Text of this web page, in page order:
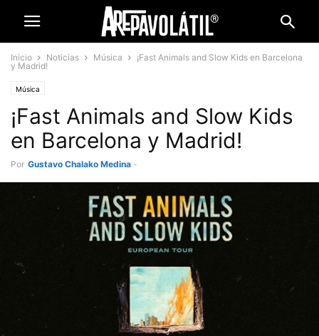
Inicio Noticias Música
¡Fast Animals and Slow Kids en Barcelona
y Madrid!
Música
¡Fast Animals and Slow Kids
en Barcelona y Madrid!
Por Gustavo Chalako Medina -